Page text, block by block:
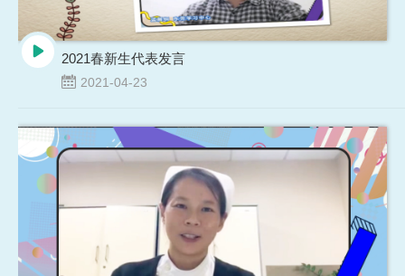
2021春新生代表发言
2021-04-23